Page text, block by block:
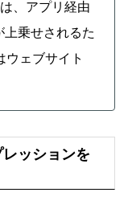
、アプリ経由
乗せされるた
ウェブサイト
ッションを